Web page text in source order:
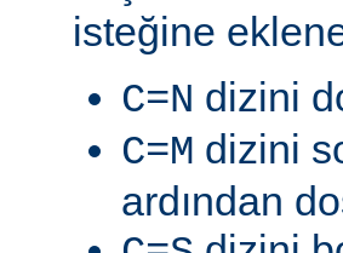
isteğine
C=N dizini
C=M dizini
ardından